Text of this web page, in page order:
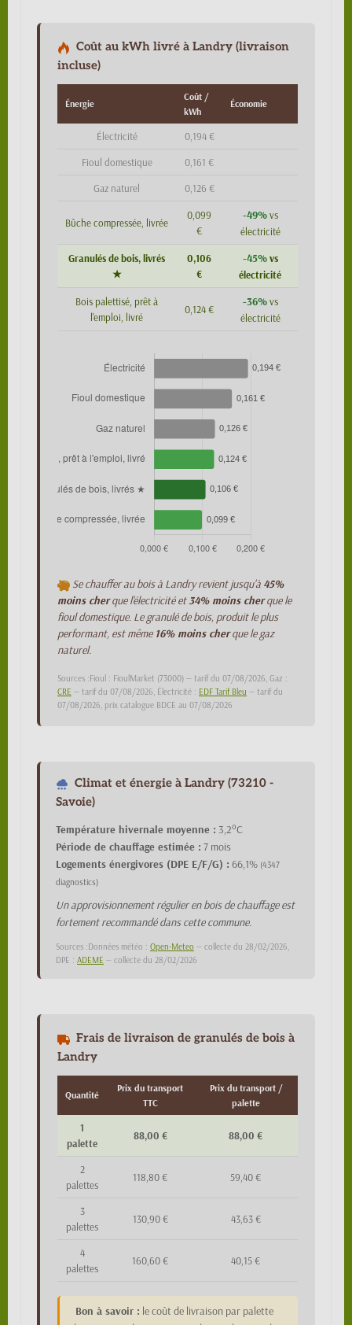
Coût au kWh livré à Landry (livraison
incluse)
Énergie
Coût /
kWh
Économie
Électricité 0,194 €
Fioul domestique 0,161 €
Gaz naturel 0,126 €
Bûche compressée, livrée
0,099
€
-49%vs
électricité
Granulés de bois, livrés
★
0,106
€
-45%vs
électricité
Bois palettisé, prêt à
l'emploi, livré
0,124 €
-36%vs
électricité
Se chauffer au bois à Landry revient jusqu'à 45%
moins cherque l'électricité et34% moins cherque le
fioul domestique. Le granulé de bois, produit le plus
performant, est même 16% moins cherque le gaz
naturel.
Sources :Fioul : FioulMarket (73000) — tarif du 07/08/2026, Gaz :
CRE — tarif du 07/08/2026, Électricité : EDF Tarif Bleu — tarif du
07/08/2026, prix catalogue BDCE au 07/08/2026
Climat et énergie à Landry (73210 -
Savoie)
Température hivernale moyenne : 3,2°C
Période de chauffage estimée : 7 mois
Logements énergivores (DPE E/F/G) : 66,1% (4347
diagnostics)
Un approvisionnement régulier en bois de chauffage est
fortement recommandé dans cette commune.
Sources :Données météo : Open-Meteo — collecte du 28/02/2026,
DPE : ADEME — collecte du 28/02/2026
Frais de livraison de granulés de bois à
Landry
Quantité
Prix du transport
TTC
Prix du transport /
palette
1
palette
88,00 € 88,00 €
2
palettes
118,80 € 59,40 €
3
palettes
130,90 € 43,63 €
4
palettes
160,60 € 40,15 €
Bon à savoir : le coût de livraison par palette